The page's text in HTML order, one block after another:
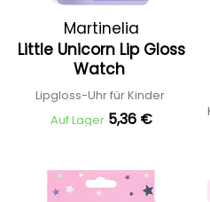
Martinelia
Little Unicorn Lip Gloss
Watch
Lipgloss-Uhr für Kinder
Auf Lager 5,36 €